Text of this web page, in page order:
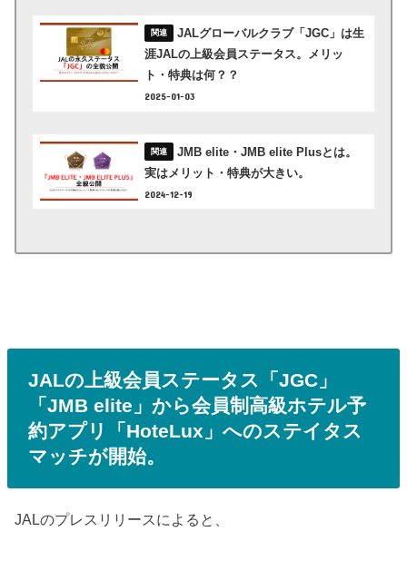
JALグローバルクラブ「JGC」は生
涯JALの上級会員ステータス。メリッ
ト・特典は何？？
2025-01-03
JMB elite・JMB elite Plusとは。
実はメリット・特典が大きい。
2024-12-19
JALの上級会員ステータス「JGC」
「JMB elite」から会員制高級ホテル予
約アプリ「HoteLux」へのステイタス
マッチが開始。
JALのプレスリリースによると、